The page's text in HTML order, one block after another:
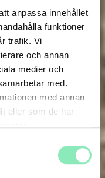
anpassa innehållet
funktioner
trafik. Vi
och annan
medier och
med.
med annan
eller som de har